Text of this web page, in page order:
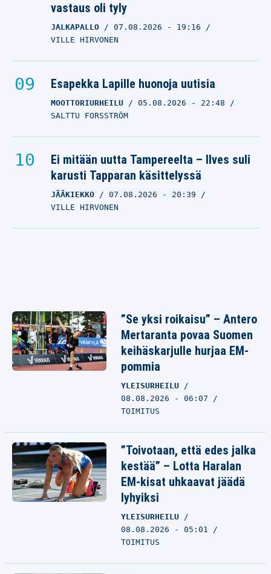
vastaus oli tyly
JALKAPALLO 07.08.2026 - 19:16
VILLE HIRVONEN
Esapekka Lapille huonoja uutisia
MOOTTORIURHEILU 05.08.2026 - 22:48
SALTTU FORSSTRÖM
Ei mitään uutta Tampereelta – Ilves suli
karusti Tapparan käsittelyssä
JÄÄKIEKKO 07.08.2026 - 20:39
VILLE HIRVONEN
”Se yksi roikaisu” – Antero
Mertaranta povaa Suomen
keihäskarjulle hurjaa EM-
pommia
YLEISURHEILU
08.08.2026 - 06:07
TOIMITUS
”Toivotaan, että edes jalka
kestää” – Lotta Haralan
EM-kisat uhkaavat jäädä
lyhyiksi
YLEISURHEILU
08.08.2026 - 05:01
TOIMITUS